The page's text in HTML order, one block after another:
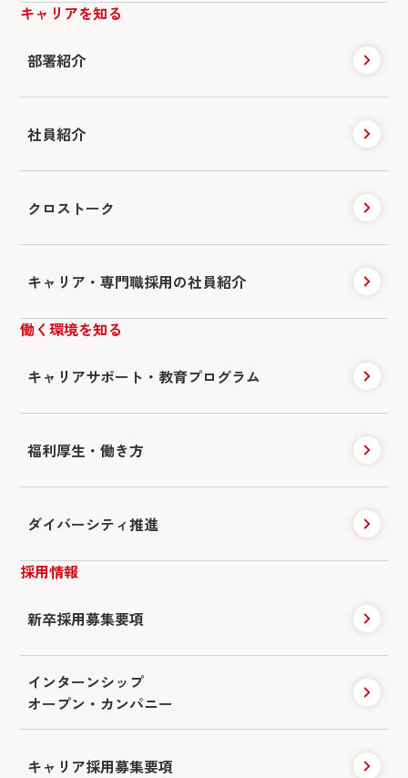
キャリアを知る
部署紹介
社員紹介
クロストーク
キャリア・専門職採用の社員紹介
働く環境を知る
キャリアサポート・ 教育プログラム
福利厚生・働き方
ダイバーシティ推進
採用情報
新卒採用募集要項
インターンシップ
オープン・カンパニー
キャリア採用募集要項